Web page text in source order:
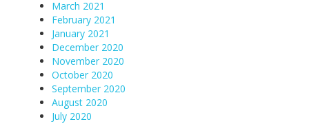
March 2021
February 2021
January 2021
December 2020
November 2020
October 2020
September 2020
August 2020
July 2020